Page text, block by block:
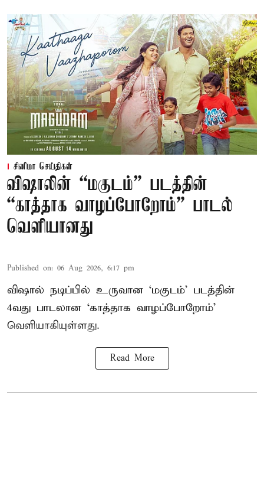
சினிமா செய்திகள்
விஷாலின் “மகுடம்” படத்தின்
“காத்தாக வாழப்போறோம்” பாடல்
வெளியானது
Published on: 06 Aug 2026, 6:17 pm
விஷால் நடிப்பில் உருவான ‘மகுடம்’ படத்தின்
4வது பாடலான ‘காத்தாக வாழப்போறோம்’
வெளியாகியுள்ளது.
Read More